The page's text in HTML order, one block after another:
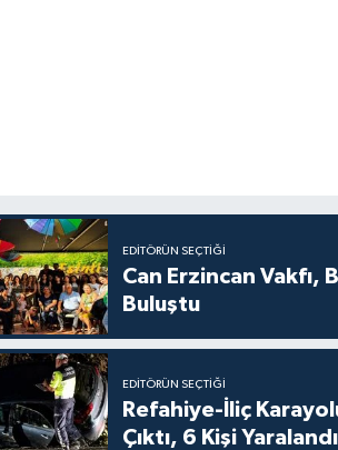
EDITÖRÜN SEÇTIĞI
Can Erzincan Vakfı,
Buluştu
EDITÖRÜN SEÇTIĞI
Refahiye-İliç
Çıktı, 6 Kişi Yaralandı